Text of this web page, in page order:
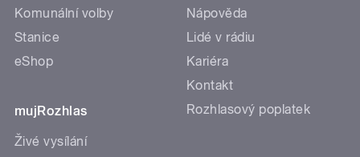
Komunální volby
Stanice
eShop
mujRozhlas
Živé vysílání
Nápověda
Lidé v rádiu
Kariéra
Kontakt
Rozhlasový poplatek